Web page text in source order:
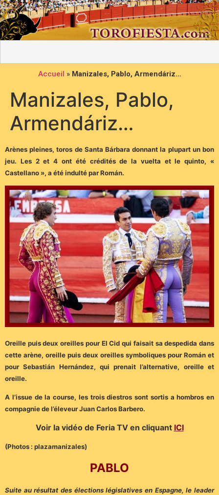
Accueil » Manizales, Pablo, Armendáriz…
Manizales, Pablo,
Armendáriz…
Arènes pleines, toros de Santa Bárbara donnant la plupart un bon
jeu. Les 2 et 4 ont été crédités de la vuelta et le quinto, «
Castellano », a été indulté par Román.
Oreille puis deux oreilles pour El Cid qui faisait sa despedida dans
cette arène, oreille puis deux oreilles symboliques pour Román et
pour Sebastián Hernández, qui prenait l’alternative, oreille et
oreille.
A l’issue de la course, les trois diestros sont sortis a hombros en
compagnie de l’éleveur Juan Carlos Barbero.
Voir la vidéo de Feria TV en cliquant ICI
(Photos : plazamanizales)
PABLO
Suite au résultat des élections législatives en Espagne, le leader